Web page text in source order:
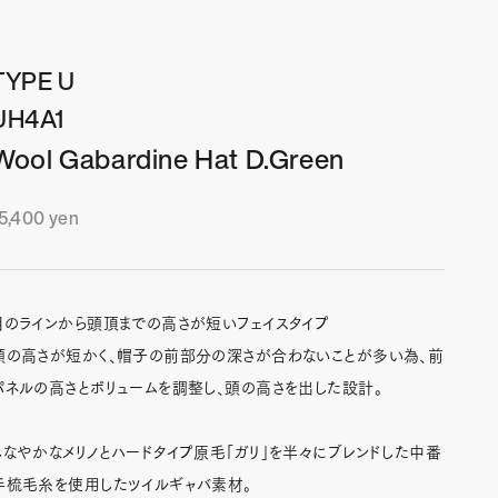
U
Gabardine Hat D.Green
ール価格
yen
のラインから頭頂までの高さが短いフェイスタイプ
の高さが短かく、帽子の前部分の深さが合わないことが多い為、前
ネルの高さとボリュームを調整し、頭の高さを出した設計。
なやかなメリノとハードタイプ原毛「ガリ」を半々にブレンドした中番
梳毛糸を使用したツイルギャバ素材。